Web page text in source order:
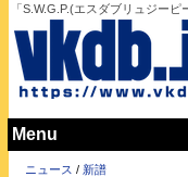
「S.W.G.P.(エスダブリュジー
Menu
ニュース / 新譜